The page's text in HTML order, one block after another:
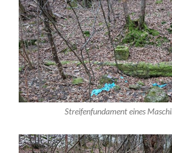
Streifenfundament eines